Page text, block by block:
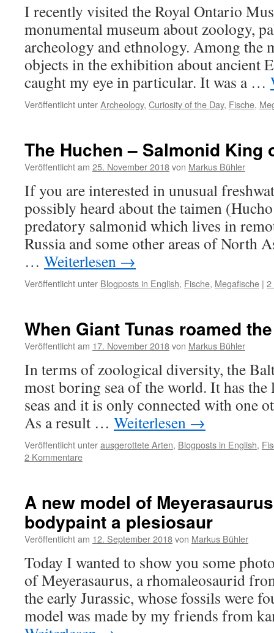
I recently visited the Royal Ontario
monumental museum about zoology,
archeology and ethnology. Among the
objects in the exhibition about ancient
caught my eye in particular. It was a …
Veröffentlicht unterArcheology, Curiosity of the Day, Fische,
The Huchen – Salmonid King
Veröffentlicht am 25. November 2018von Markus Bühler
If you are interested in unusual
possibly heard about the taimen
predatory salmonid which lives in
Russia and some other areas of North
… Weiterlesen →
Veröffentlicht unter Blogposts in English, Fische, Megafische | 2
When Giant Tunas roamed
Veröffentlicht am 17. November 2018von Markus Bühler
In terms of zoological diversity, the
most boring sea of the world. It has
seas and it is only connected with one
As a result … Weiterlesen →
Veröffentlicht unterausgerottete Arten, Blogposts in English,
2 Kommentare
A new model of
bodypaint a plesiosaur
Veröffentlicht am 12. September 2018von Markus Bühler
Today I wanted to show you some
of Meyerasaurus, a rhomaleosaurid
the early Jurassic, whose fossils were
model was made by my friends from